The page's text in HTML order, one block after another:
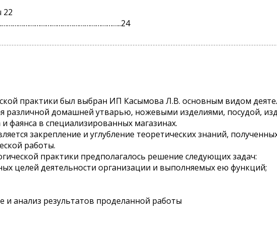
22
практики был выбран ИП Касымова Л.В. основным видом
различной домашней утварью, ножевыми изделиями, посудой,
фаянса в специализированных магазинах.
закрепление и углубление теоретических знаний,
работы.
практики предполагалось решение следующих задач:
целей деятельности организации и выполняемых ею функций;
и анализ результатов проделанной работы